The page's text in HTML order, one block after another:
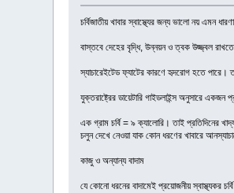
চর্বিজাতীয় খাবার স্বাস্থ্যের জন্য ভালো নয় এমন
বাস্তবে দেহের বৃদ্ধি, উন্নয়ন ও ত্বক উজ্জ্বল রাখতে
স্যাচারেইটেড ফ্যাটের কারণে হৃদরোগ হতে পারে।
যুক্তরাষ্ট্রের ডায়েটারি গাইডলাইন্স অনুসারে
এক গ্রাম চর্বি = ৯ ক্যালোরি। তাই প্রতিদিনের
চলুন দেখে নেওয়া যাক কোন ধরণের খাবারে
কাজু ও অন্যান্য বাদাম
যে কোনো ধরনের বাদামেই প্রয়োজনীয় স্বাস্থ্যকর